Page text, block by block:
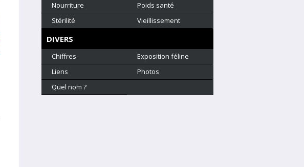
Nourriture
Poids santé
Stérilité
Vieillissement
DIVERS
Chiffres
Exposition féline
Liens
Photos
Quel nom ?